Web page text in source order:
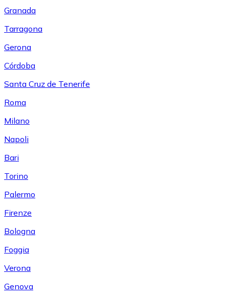
Granada
Tarragona
Gerona
Córdoba
Santa Cruz de Tenerife
Roma
Milano
Napoli
Bari
Torino
Palermo
Firenze
Bologna
Foggia
Verona
Genova